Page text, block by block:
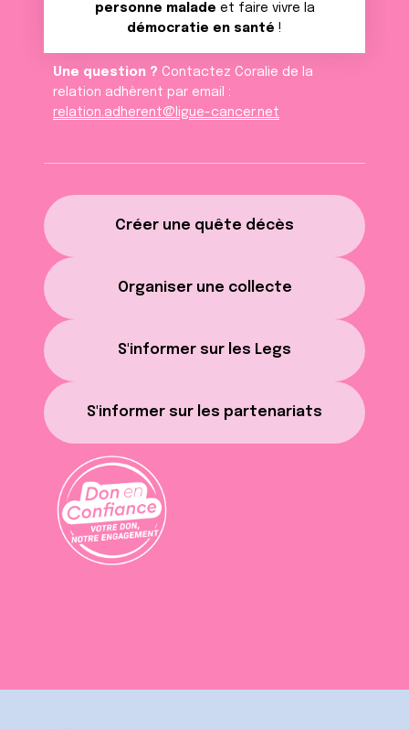
Créer une quête décès
Organiser une collecte
S'informer sur les Legs
S'informer sur les partenariats
personne malade et faire vivre la
démocratie en santé !
Une question ? Contactez Coralie de la
relation adhèrent par email :
relation.adherent@ligue-cancer.net